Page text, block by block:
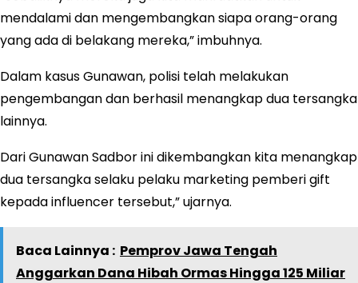
mendalami dan mengembangkan siapa orang-orang
yang ada di belakang mereka,” imbuhnya.
Dalam kasus Gunawan, polisi telah melakukan
pengembangan dan berhasil menangkap dua tersangka
lainnya.
Dari Gunawan Sadbor ini dikembangkan kita menangkap
dua tersangka selaku pelaku marketing pemberi gift
kepada influencer tersebut,” ujarnya.
Baca Lainnya : Pemprov Jawa Tengah
Anggarkan Dana Hibah Ormas Hingga 125 Miliar